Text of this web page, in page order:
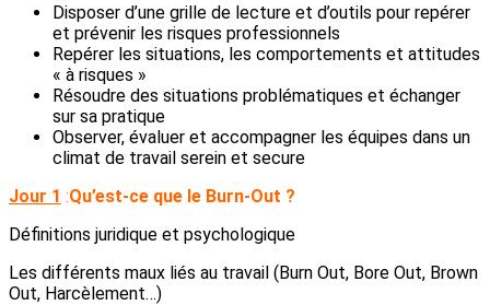
Disposer d’une grille de lecture et d’outils pour repérer
et prévenir les risques professionnels
Repérer les situations, les comportements et attitudes
« à risques »
Résoudre des situations problématiques et échanger
sur sa pratique
Observer, évaluer et accompagner les équipes dans un
climat de travail serein et secure
Jour 1 :Qu’est-ce que le Burn-Out ?
Définitions juridique et psychologique
Les différents maux liés au travail (Burn Out, Bore Out, Brown
Out, Harcèlement…)